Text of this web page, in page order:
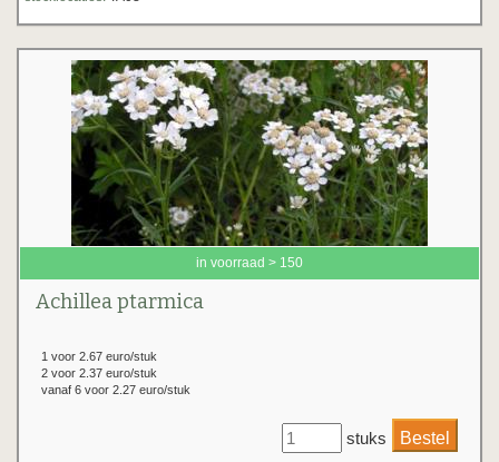
in voorraad > 150
Achillea ptarmica
1 voor 2.67 euro/stuk
2 voor 2.37 euro/stuk
vanaf 6 voor 2.27 euro/stuk
stuks